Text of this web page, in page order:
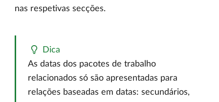
nas respetivas secções.
Dica
As datas dos pacotes de trabalho
relacionados só são apresentadas para
relações baseadas em datas: secundários,